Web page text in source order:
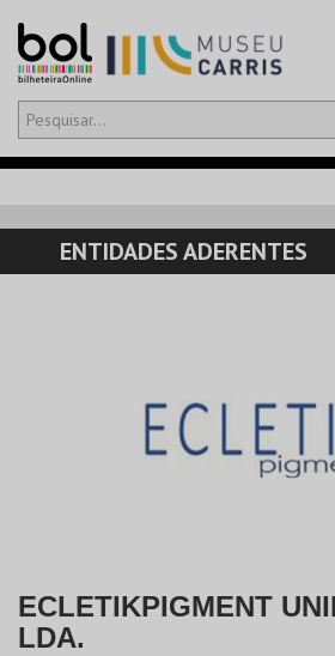
Olá,iniciar sessão
CARRINHO
EVENTOS
ENTIDADES ADERENTES
ECLETIKPIGMENT
LDA.